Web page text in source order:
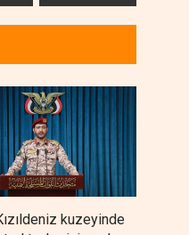
kuzeyinde